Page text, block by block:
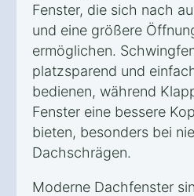
Fenster, die sich nach
und eine größere
ermöglichen.
platzsparend und
bedienen, während
Fenster eine bessere
bieten, besonders bei
Dachschrägen.
Moderne Dachfenster